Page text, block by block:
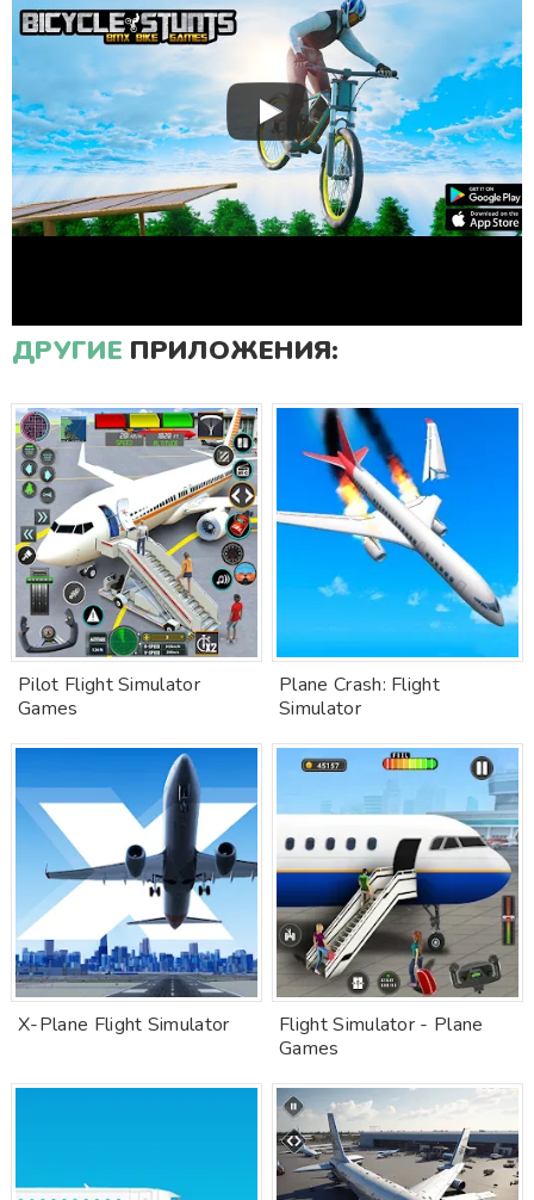
ДРУГИЕ ПРИЛОЖЕНИЯ:
Pilot Flight Simulator
Games
Plane Crash: Flight
Simulator
X-Plane Flight Simulator
Flight Simulator - Plane
Games